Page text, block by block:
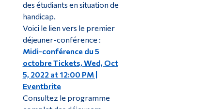
des étudiants en situation de
handicap.
Voici le lien vers le premier
déjeuner-conférence :
Midi-conférence du 5
octobre Tickets, Wed, Oct
5, 2022 at 12:00 PM |
Eventbrite
Consultez le programme